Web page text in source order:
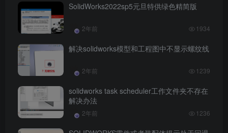
SolidWorks2022sp5元旦特供绿色精简版
2年前 1934
解决solidworks模型和工程图中不显示螺纹线
2年前 1239
solidworks task scheduler工作文件夹不存在
解决办法
2年前 1236